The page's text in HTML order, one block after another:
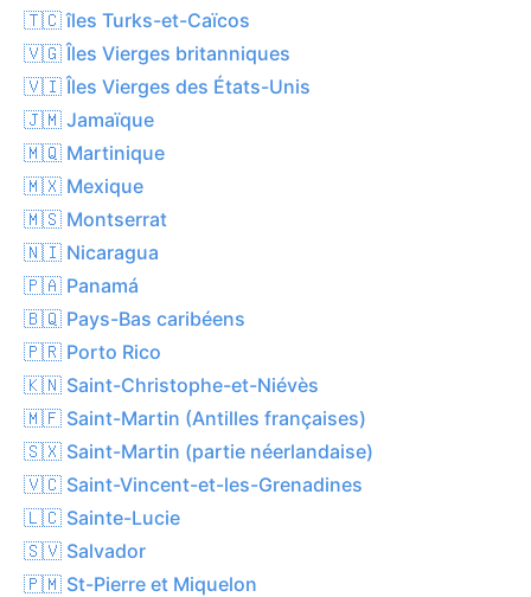
🇹🇨 îles Turks-et-Caïcos
🇻🇬 Îles Vierges britanniques
🇻🇮 Îles Vierges des États-Unis
🇯🇲 Jamaïque
🇲🇶 Martinique
🇲🇽 Mexique
🇲🇸 Montserrat
🇳🇮 Nicaragua
🇵🇦 Panamá
🇧🇶 Pays-Bas caribéens
🇵🇷 Porto Rico
🇰🇳 Saint-Christophe-et-Niévès
🇲🇫 Saint-Martin (Antilles françaises)
🇸🇽 Saint-Martin (partie néerlandaise)
🇻🇨 Saint-Vincent-et-les-Grenadines
🇱🇨 Sainte-Lucie
🇸🇻 Salvador
🇵🇲 St-Pierre et Miquelon